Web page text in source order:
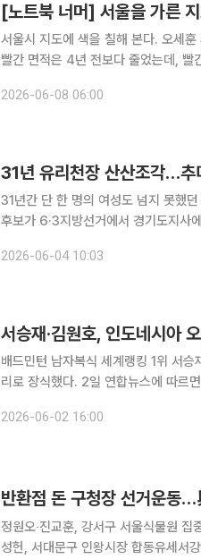
[노트북 너머] 서울을 가른
서울시 지도에 색을 칠해 본다. 오세
빨간 면적은 4년 전보다 줄었는데, 빨
의 보수 득표율이 서울 평균을 앞선 격
2026-06-08 06:00
31년 유리천장 산산조각…
31년간 단 한 명의 여성도 넘지 못했
후보가 6·3지방선거에서 경기도지사
99.98%) 추 당선인은 375만9992
2026-06-04 10:03
서승재·김원호, 인도네시아
배드민턴 남자복식 세계랭킹 1위 서
리로 장식했다. 2일 연합뉴스에 따르면 서승재-김원호는 이날 인도네시아 자카르타에서 열린
왕치린-추샹제 조를 2-0(21-18 21-
2026-06-02 16:00
반환점 돈 구청장 선거운동
정원오‧진교훈, 강서구 서울식물원 집
성헌, 서대문구 인왕시장 합동유세서강석 송